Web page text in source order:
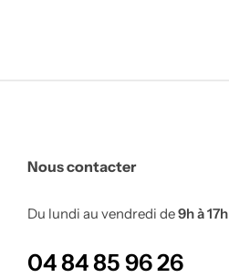
Nous contacter
Du lundi au vendredi de9h à 17h
04 84 85 96 26
Bureau Feng shui